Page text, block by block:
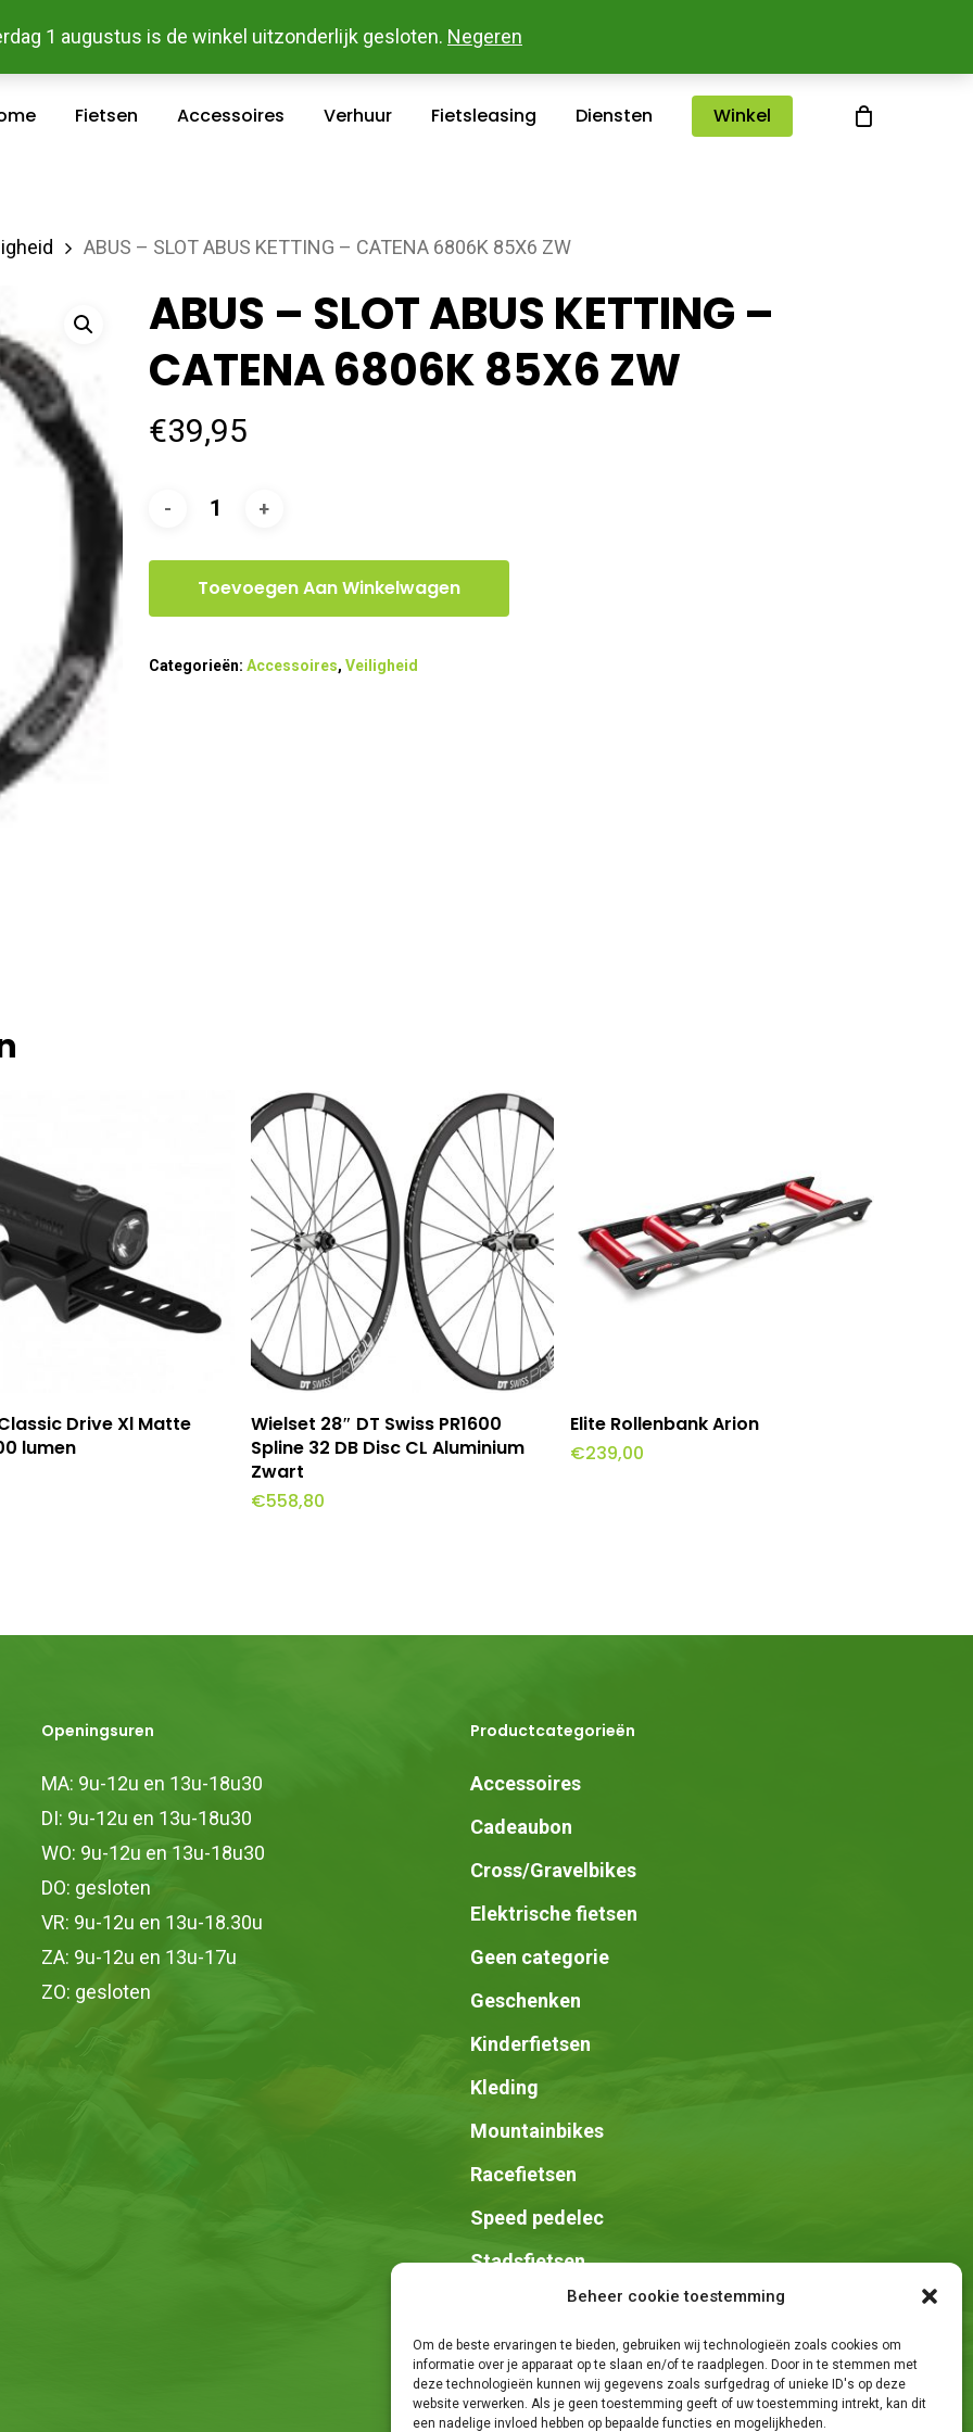
Beheer cookie toestemming
Om de beste ervaringen te bieden, gebruiken wij technologieën zoals cookies om
informatie over je apparaat op te slaan en/of te raadplegen. Door in te stemmen met
deze technologieën kunnen wij gegevens zoals surfgedrag of unieke ID's op deze
website verwerken. Als je geen toestemming geeft of uw toestemming intrekt, kan dit
een nadelige invloed hebben op bepaalde functies en mogelijkheden.
1 augustus is de winkel uitzonderlijk gesloten. Negeren
Betaal Makkelijk Online - Gratis Levering In Groot Kasterlee
Fietsen Accessoires Verhuur Fietsleasing Diensten Winkel
ABUS – SLOT ABUS KETTING – CATENA 6806K 85X6 ZW
ABUS – SLOT ABUS KETTING –
CATENA 6806K 85X6 ZW
€39,95
Toevoegen Aan Winkelwagen
Categorieën: Accessoires, Veiligheid
Aan Winkelwagen
Drive Xl Matte
lumen
Toevoegen Aan Winkelwagen
Wielset 28″ DT Swiss PR1600
Spline 32 DB Disc CL Aluminium
Zwart
€558,80
Toevoegen Aan Winkelwagen
Elite Rollenbank Arion
€239,00
Openingsuren
MA: 9u-12u en 13u-18u30
DI: 9u-12u en 13u-18u30
WO: 9u-12u en 13u-18u30
DO: gesloten
VR: 9u-12u en 13u-18.30u
ZA: 9u-12u en 13u-17u
ZO: gesloten
Productcategorieën
Accessoires
Cadeaubon
Cross/Gravelbikes
Elektrische fietsen
Geen categorie
Geschenken
Kinderfietsen
Kleding
Mountainbikes
Racefietsen
Speed pedelec
Stadsfietsen